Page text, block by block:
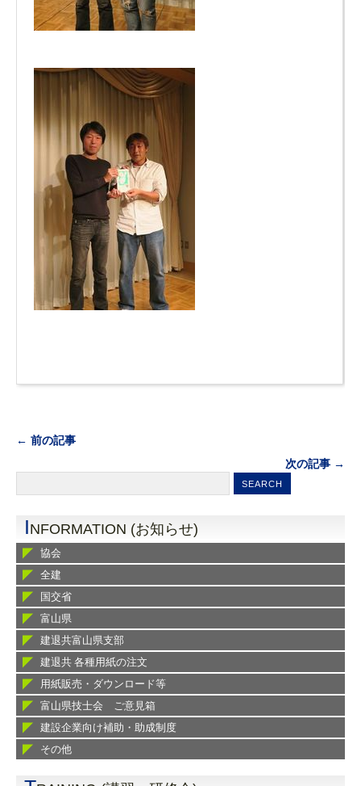
← 前の記事
次の記事 →
INFORMATION (お知らせ)
協会
全建
国交省
富山県
建退共富山県支部
建退共 各種用紙の注文
用紙販売・ダウンロード等
富山県技士会 ご意見箱
建設企業向け補助・助成制度
その他